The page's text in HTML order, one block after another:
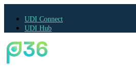
UDI Connect
UDI Hub